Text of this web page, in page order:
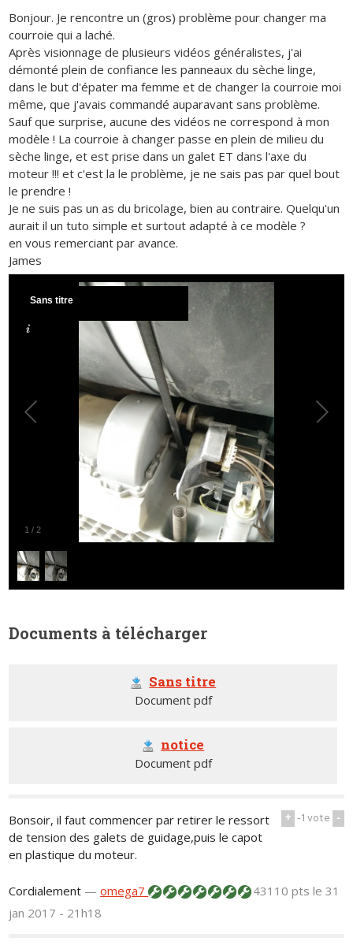
Bonjour. Je rencontre un (gros) problème pour changer ma
courroie qui a laché.
Après visionnage de plusieurs vidéos généralistes, j'ai
démonté plein de confiance les panneaux du sèche linge,
dans le but d'épater ma femme et de changer la courroie moi
même, que j'avais commandé auparavant sans problème.
Sauf que surprise, aucune des vidéos ne correspond à mon
modèle ! La courroie à changer passe en plein de milieu du
sèche linge, et est prise dans un galet ET dans l'axe du
moteur !!! et c'est la le problème, je ne sais pas par quel bout
le prendre !
Je ne suis pas un as du bricolage, bien au contraire. Quelqu'un
aurait il un tuto simple et surtout adapté à ce modèle ?
en vous remerciant par avance.
James
1 /2
Sans titre
Documents à télécharger
Sans titre
Document pdf
notice
Document pdf
+ -1vote -
Bonsoir, il faut commencer par retirer le ressort
de tension des galets de guidage,puis le capot
en plastique du moteur.
Cordialement —omega7 43110 ptsle 31
jan 2017 - 21h18